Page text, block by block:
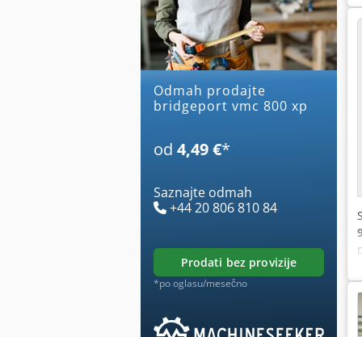
Odmah prodajte
bridgeport vmc 800 xp
od 4,49 €*
Saznajte odmah
+44 20 806 810 84
prodati bez provizije
*po oglasu/mesečno